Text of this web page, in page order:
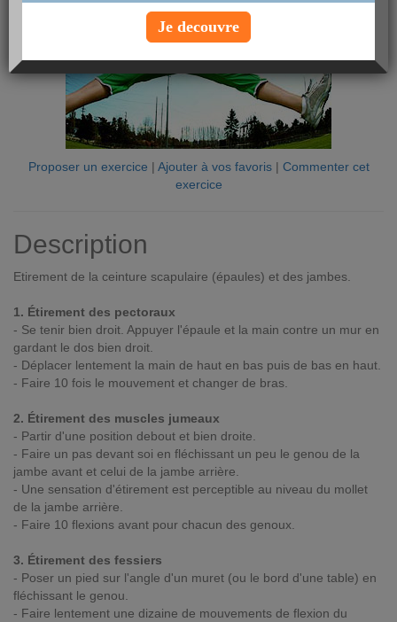
Proposer un exercice | Ajouter à vos favoris| Commenter cet
exercice
Description
Etirement de la ceinture scapulaire (épaules) et des jambes.
1. Étirement des pectoraux
- Se tenir bien droit. Appuyer l'épaule et la main contre un mur en
gardant le dos bien droit.
- Déplacer lentement la main de haut en bas puis de bas en haut.
- Faire 10 fois le mouvement et changer de bras.
2. Étirement des muscles jumeaux
- Partir d'une position debout et bien droite.
- Faire un pas devant soi en fléchissant un peu le genou de la
jambe avant et celui de la jambe arrière.
- Une sensation d'étirement est perceptible au niveau du mollet
de la jambe arrière.
- Faire 10 flexions avant pour chacun des genoux.
3. Étirement des fessiers
- Poser un pied sur l'angle d'un muret (ou le bord d'une table) en
fléchissant le genou.
- Faire lentement une dizaine de mouvements de flexion du
Je decouvre